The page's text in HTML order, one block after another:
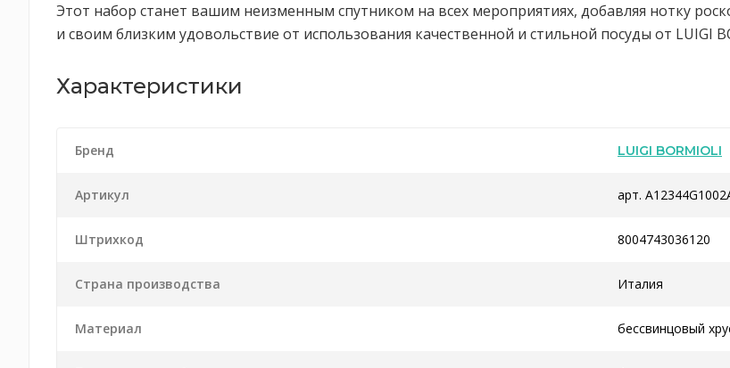
Этот набор станет вашим неизменным спутником на всех мероприятиях, добавляя нотку
и своим близким удовольствие от использования качественной и стильной посуды от LUIGI
Характеристики
Бренд LUIGI BORMIOLI
Артикул арт.
Штрихкод 8004743036120
Страна производства Италия
Материал бессвинцовый